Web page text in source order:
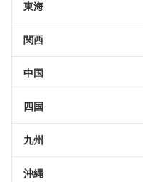
東海
関西
中国
四国
九州
沖縄